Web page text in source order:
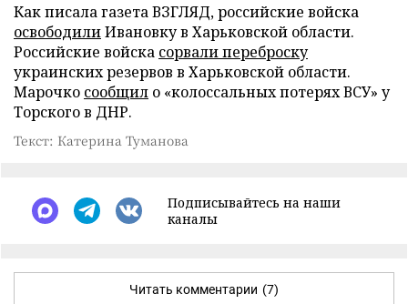
Как писала газета ВЗГЛЯД, российские войска
освободилиИвановку в Харьковской области.
Российские войска сорвали переброску
украинских резервов в Харьковской области.
Марочко сообщил о «колоссальных потерях ВСУ» у
Торского в ДНР.
Текст: Катерина Туманова
Подписывайтесь на наши
каналы
Читать комментарии (7)